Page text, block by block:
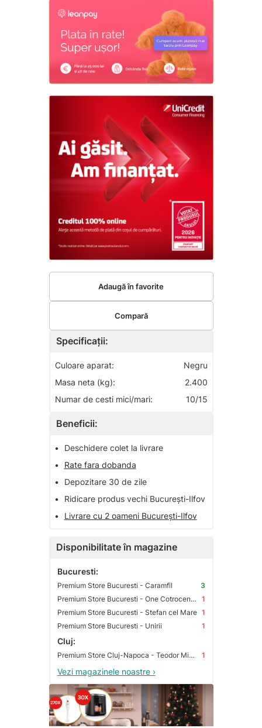
Specificații:
Culoare aparat:
Negru
Masa neta (kg):
2.400
Numar de cesti mici/mari:
10/15
Beneficii:
•
Deschidere colet la livrare
•
Rate fara dobanda
•
Depozitare 30 de zile
•
Ridicare produs vechi București-Ilfov
•
Livrare cu 2 oameni București-Ilfov
Disponibilitate în magazine
Bucuresti:
Premium Store Bucuresti - Caramfil
3
Premium Store Bucuresti - One Cotroceni Park
1
Premium Store Bucuresti - Stefan cel Mare 1
Premium Store Bucuresti - Unirii
1
Cluj:
Premium Store Cluj-Napoca - Teodor Mihali 1
Vezi magazinele noastre ›
Adaugă în favorite
Compară